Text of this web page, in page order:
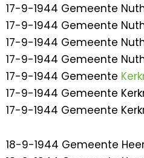
17-9-1944 Gemeente
17-9-1944 Gemeente
17-9-1944 Gemeente
17-9-1944 Gemeente
17-9-1944 Gemeente
17-9-1944 Gemeente
17-9-1944 Gemeente
18-9-1944 Gemeente